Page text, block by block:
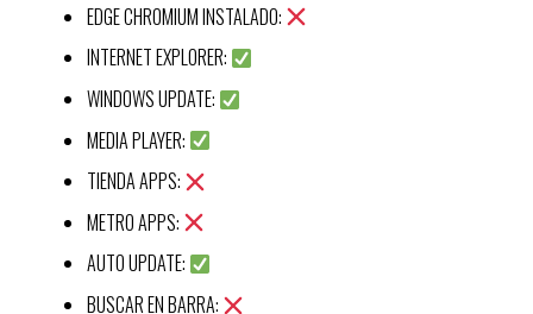
EDGE CHROMIUM INSTALADO:
INTERNET EXPLORER:
WINDOWS UPDATE:
MEDIA PLAYER:
TIENDA APPS:
METRO APPS:
AUTO UPDATE:
BUSCAR EN BARRA: